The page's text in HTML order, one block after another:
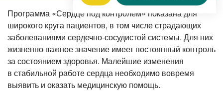
Популярные запросы
Клинико-лабораторная диагностика (анализы)
Вакцинация
Прием педиатра
Прием гинеколога
Программа «Сердце под контролем» показана для
широкого круга пациентов, в том числе страдающих
заболеваниями сердечно-сосудистой системы. Для них
жизненно важное значение имеет постоянный контроль
за состоянием здоровья. Малейшие изменения
в стабильной работе сердца необходимо вовремя
выявить и оказать медицинскую помощь.